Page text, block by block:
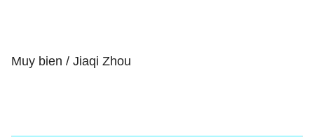
Muy bien / Jiaqi Zhou